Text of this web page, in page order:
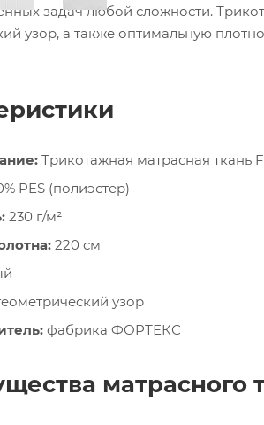
задач любой сложности.
узор, а также оптимальную
Трикотажная матрасная ткань
PES (полиэстер)
230 г/м²
220 см
узор
фабрика ФОРТЕКС
матрасного